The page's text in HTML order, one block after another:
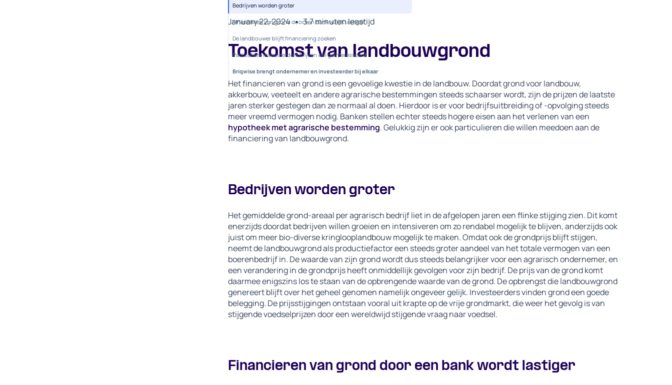
Bedrijven worden groter
Financieren van grond door een bank wordt lastiger
De landbouwer blijft financiering zoeken
Particuliere investeerders blijven wel geïnteresseerd
Briqwise brengt ondernemer en investeerder bij elkaar
January 22, 2024 • 3.7minuten leestijd
Toekomst van landbouwgrond
Het financieren van grond is een gevoelige kwestie in de landbouw. Doordat grond voor landbouw,
akkerbouw, veeteelt en andere agrarische bestemmingen steeds schaarser wordt, zijn de prijzen de laatste
jaren sterker gestegen dan ze normaal al doen. Hierdoor is er voor bedrijfsuitbreiding of -opvolging steeds
meer vreemd vermogen nodig. Banken stellen echter steeds hogere eisen aan het verlenen van een
hypotheek met agrarische bestemming. Gelukkig zijn er ook particulieren die willen meedoen aan de
financiering van landbouwgrond.
Bedrijven worden groter
Het gemiddelde grond-areaal per agrarisch bedrijf liet in de afgelopen jaren een flinke stijging zien. Dit komt
enerzijds doordat bedrijven willen groeien en intensiveren om zo rendabel mogelijk te blijven, anderzijds ook
juist om meer bio-diverse kringlooplandbouw mogelijk te maken. Omdat ook de grondprijs blijft stijgen,
neemt de landbouwgrond als productiefactor een steeds groter aandeel van het totale vermogen van een
boerenbedrijf in. De waarde van zijn grond wordt dus steeds belangrijker voor een agrarisch ondernemer, en
een verandering in de grondprijs heeft onmiddellijk gevolgen voor zijn bedrijf. De prijs van de grond komt
daarmee enigszins los te staan van de opbrengende waarde van de grond. De opbrengst die landbouwgrond
genereert blijft over het geheel genomen namelijk ongeveer gelijk. Investeerders vinden grond een goede
belegging. De prijsstijgingen ontstaan vooral uit krapte op de vrije grondmarkt, die weer het gevolg is van
stijgende voedselprijzen door een wereldwijd stijgende vraag naar voedsel.
Financieren van grond door een bank wordt lastiger